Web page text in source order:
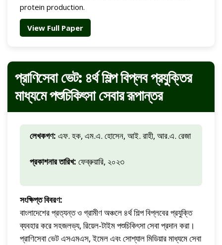
protein production.
View Full Paper
প্রাণিসেবা ভেট: ৪র্থ শিল্প বিপ্লব প্রযুক্তির
মাধ্যমে পশুচিকিৎসা সেবার রূপান্তর
লেখকগণ: এফ. হক, এম.এ. হোসেন, আই. রাহী, আর.এ. রেজা
প্রকাশনার তারিখ: ফেব্রুয়ারি, ২০২৩
সংক্ষিপ্ত বিবরণ:
বাংলাদেশের প্রত্যন্ত ও গ্রামীণ অঞ্চলে ৪র্থ শিল্প বিপ্লবের প্রযুক্তি
ব্যবহার করে সহজলভ্য, রিয়েল-টাইম পশুচিকিৎসা সেবা প্রদান করা।
প্রাণিসেবা ভেট এসএমএস, ইমেল এবং সোশ্যাল মিডিয়ার মাধ্যমে সেবা